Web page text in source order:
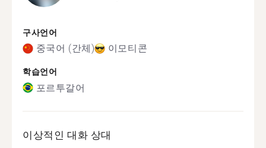
구사언어
중국어 (간체) 이모티콘
학습언어
포르투갈어
이상적인 대화 상대